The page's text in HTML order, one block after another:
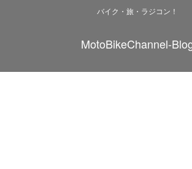
バイク・旅・ラジコン！
MotoBikeChannel-